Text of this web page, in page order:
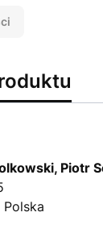
Piotr